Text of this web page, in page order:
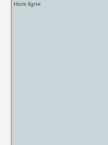
Hors ligne